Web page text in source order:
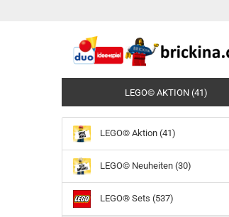
LEGO© AKTION (41)
LEGO© Aktion (41)
LEGO© Neuheiten (30)
LEGO® Sets (537)